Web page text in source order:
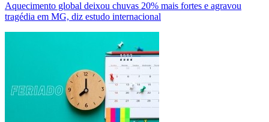
Aquecimento global deixou chuvas 20% mais fortes e agravou
tragédia em MG, diz estudo internacional